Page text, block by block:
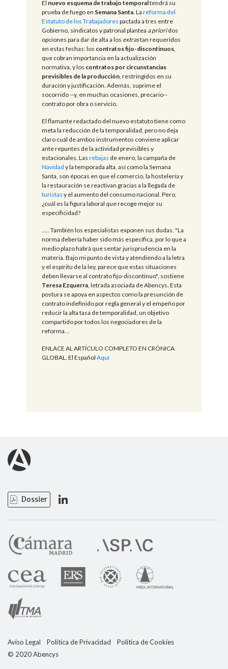
El nuevo esquema de trabajo temporaltendrá su
prueba de fuego en Semana Santa. La reforma del
Estatuto de los Trabajadores pactada a tres entre
Gobierno, sindicatos y patronal plantea a prioridos
opciones para dar de alta a los extrastan requeridos
en estas fechas: los contratos fijo-discontinuos,
que cobran importancia en la actualización
normativa, y los contratos por circunstancias
previsibles de la producción, restringidos en su
duración y justificación. Además, suprime el
socorrido --y, en muchas ocasiones, precario--
contrato por obra o servicio.
El flamante redactado del nuevo estatuto tiene como
meta la reducción de la temporalidad, pero no deja
claro cuál de ambos instrumentos conviene aplicar
ante repuntes de la actividad previsibles y
estacionales. Las rebajas de enero, la campaña de
Navidad y la temporada alta, así como la Semana
Santa, son épocas en que el comercio, la hostelería y
la restauración se reactivan gracias a la llegada de
turistas y el aumento del consumo nacional. Pero,
¿cuál es la figura laboral que recoge mejor su
especificidad?
….. También los especialistas exponen sus dudas. "La
norma debería haber sido más específica, por lo que a
medio plazo habrá que sentar jurisprudencia en la
materia. Bajo mi punto de vista y atendiendo a la letra
y el espíritu de la ley, parece que estas situaciones
deben llevarse al contrato fijo-discontinuo", sostiene
Teresa Ezquerra, letrada asociada de Abencys. Esta
postura se apoya en aspectos como la presunción de
contrato indefinido por regla general y el empeño por
reducir la alta tasa de temporalidad, un objetivo
compartido por todos los negociadores de la
reforma…
ENLACE AL ARTÍCULO COMPLETO EN CRÓNICA
GLOBAL. El Español Aquí
Dossier
Aviso Legal Política de Privacidad
Política de Cookies
© 2020 Abencys